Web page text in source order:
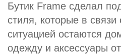
Бутик Frame сделал
стиля, которые в
ситуацией остаются
одежду и аксессуары